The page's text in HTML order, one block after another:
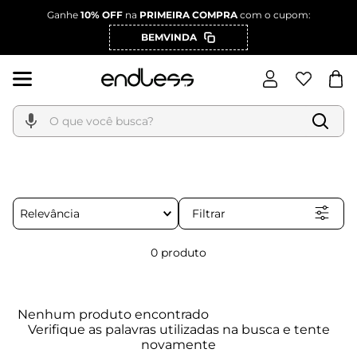
Ganhe 10% OFFna PRIMEIRA COMPRAcom o cupom:
BEMVINDA
O que você busca?
Relevância Filtrar
0 produto
Nenhum produto encontrado